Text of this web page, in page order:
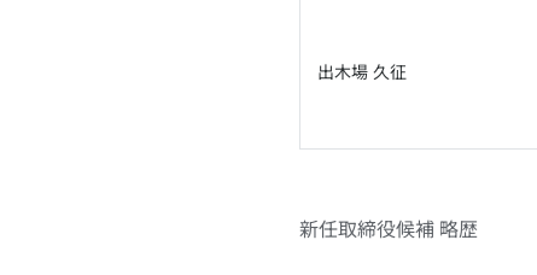
出木場 久征
新任取締役候補 略歴